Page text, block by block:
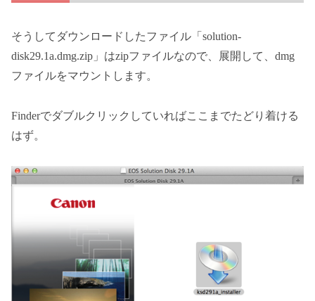
そうしてダウンロードしたファイル「solution-
disk29.1a.dmg.zip」はzipファイルなので、展開して、dmg
ファイルをマウントします。
Finderでダブルクリックしていればここまでたどり着ける
はず。